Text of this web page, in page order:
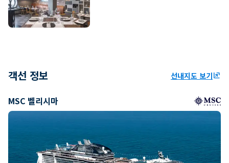
객선 정보 선내지도 보기ungroup
MSC 벨리시마